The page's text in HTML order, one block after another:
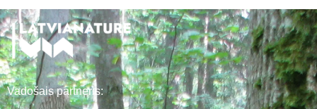
Vadošais partneris: